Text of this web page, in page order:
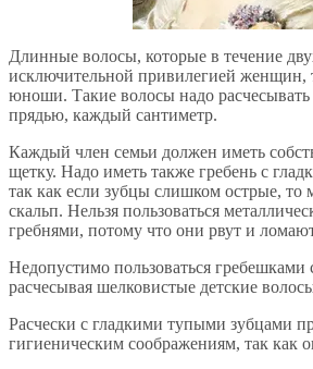
Длинные волосы, которые в течение
исключительной привилегией женщин,
юноши. Такие волосы надо расчесывать
прядью, каждый сантиметр.
Каждый член семьи должен иметь
щетку. Надо иметь также гребень с
так как если зубцы слишком острые, то
скальп. Нельзя пользоваться
гребнями, потому что они рвут и
Недопустимо пользоваться гребешками
расчесывая шелковистые детские
Расчески с гладкими тупыми зубцами
гигиеническим соображениям, так как